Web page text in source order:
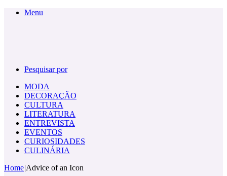
Menu
Pesquisar por
MODA
DECORAÇÃO
CULTURA
LITERATURA
ENTREVISTA
EVENTOS
CURIOSIDADES
CULINÁRIA
Home|Advice of an Icon